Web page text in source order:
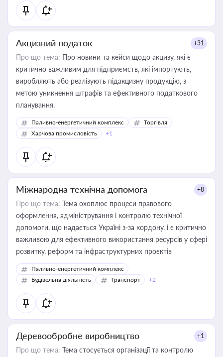
Акцизний податок +31
Про що тема: Про новини та кейси щодо акцизу, які є
критично важливим для підприємств, які імпортують,
виробляють або реалізують підакцизну продукцію, з
метою уникнення штрафів та ефективного податкового
планування.
Паливно-енергетичний комплекс
Торгівля
Харчова промисловість
+1
Міжнародна технічна допомога +8
Про що тема: Тема охоплює процеси правового
оформлення, адміністрування і контролю технічної
допомоги, що надається Україні з-за кордону, і є критично
важливою для ефективного використання ресурсів у сфері
розвитку, реформ та інфраструктурних проєктів
Паливно-енергетичний комплекс
Будівельна діяльність
Транспорт +2
Деревообробне виробництво +1
Про що тема: Тема стосується організації та контролю